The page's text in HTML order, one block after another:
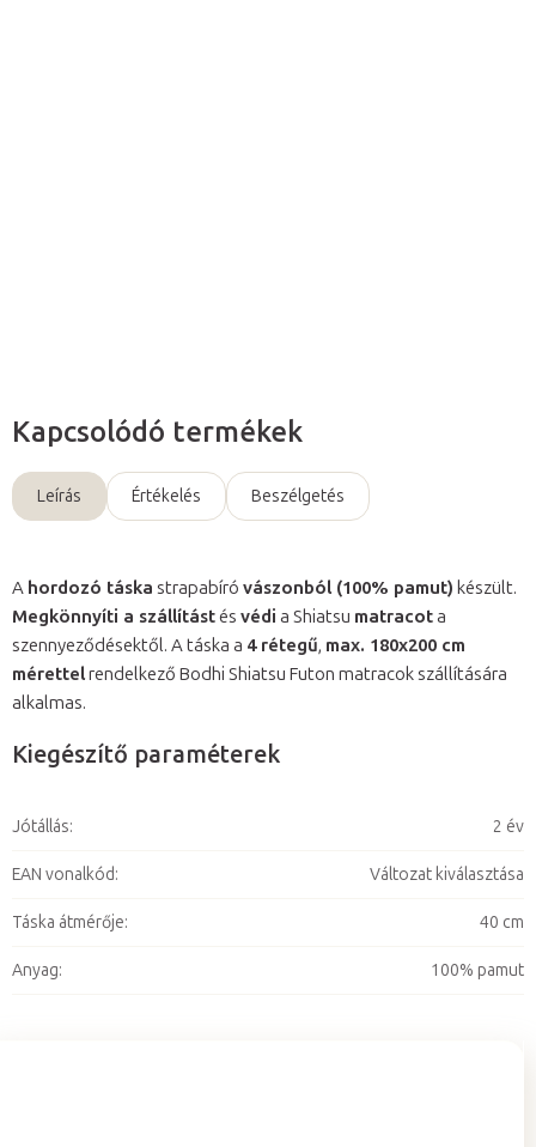
Kapcsolódó termékek
Leírás Értékelés Beszélgetés
A hordozó táska strapabíró vászonból (100% pamut) készült.
Megkönnyíti a szállítástés védi a Shiatsu matracota
szennyeződésektől. A táska a 4 rétegű, max. 180x200 cm
mérettelrendelkező Bodhi Shiatsu Futon matracok szállítására
alkalmas.
Kiegészítő paraméterek
Jótállás: 2 év
EAN vonalkód: Változat kiválasztása
Táska átmérője: 40 cm
Anyag: 100% pamut